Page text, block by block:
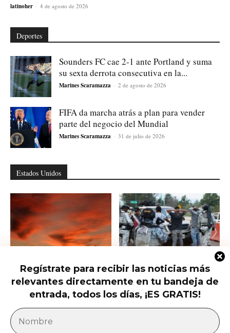
Regístrate para recibir las noticias más
relevantes directamente en tu bandeja de
entrada, todos los días, ¡ES GRATIS!
latinoher - 4 de agosto de 2026
Deportes
Sounders FC cae 2-1 ante Portland y suma
su sexta derrota consecutiva en la...
Marines Scaramazza - 2 de agosto de 2026
FIFA da marcha atrás a plan para vender
parte del negocio del Mundial
Marines Scaramazza - 31 de julio de 2026
Estados Unidos
Trump presiona al Senado para
aprobar el horario de verano
permanente...
Ofrecen 25 millones por el nuevo
líder del CJNG
América Latina